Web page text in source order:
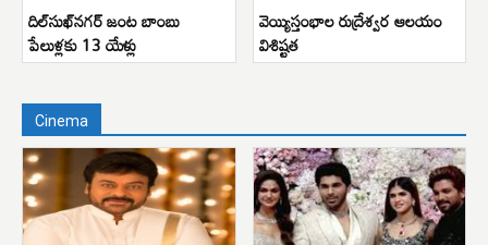
దిల్‌సుఖ్‌నగర్ జంట బాంబు
పేలుళ్లకు 13 యేళ్లు
వెయ్యిస్తంభాల రుద్రేశ్వర ఆలయం
విశిష్టత
Cinema